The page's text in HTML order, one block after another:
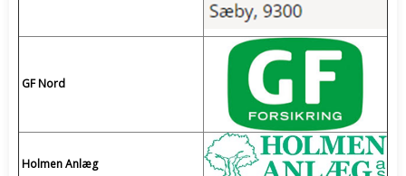
GF Nord
Holmen Anlæg